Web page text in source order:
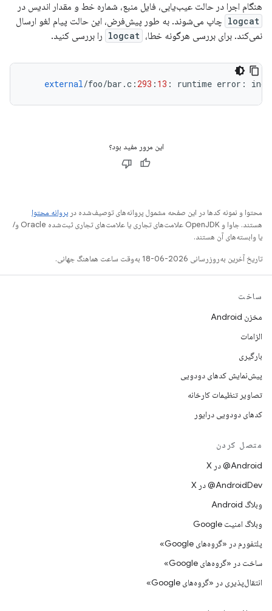
هنگام اجرا در حالت عیب‌یابی، فایل منبع، شماره خط و مقدار اندیس در
logcat چاپ می‌شوند. به طور پیش‌فرض، این حالت پیام لغو ارسال
نمی‌کند. برای بررسی هرگونه خطا، logcat را بررسی کنید.
external/foo/bar .c : 293 : 13 : runtime error :
این مرور مفید بود؟
محتوا و نمونه کدها در این صفحه مشمول پروانه‌های توصیف‌شده در پروانه محتوا
هستند. جاوا و OpenJDK علامت‌های تجاری یا علامت‌های تجاری ثبت‌شده Oracle و/
یا وابسته‌های آن هستند.
تاریخ آخرین به‌روزرسانی 2026-06-18 به‌وقت ساعت هماهنگ جهانی.
ساخت
مخزن Android
الزامات
بارگیری
پیش‌نمایش کدهای دودویی
تصاویر تنظیمات کارخانه
کدهای دودویی درایور
متصل کردن
‫‎@Android در X
‫‎@AndroidDev در X
وبلاگ Android
وبلاگ امنیت Google
پلتفورم در «گروه‌های Google»
ساخت در «گروه‌های Google»
انتقال‌پذیری در «گروه‌های Google»